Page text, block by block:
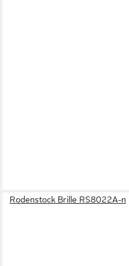
Rodenstock Brille RS8022A-n